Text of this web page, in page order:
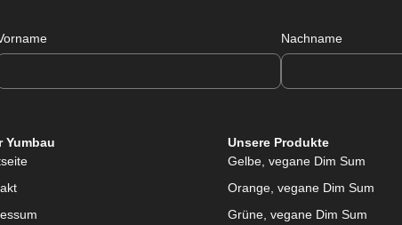
Nachname
Yumbau
Unsere Produkte
Gelbe, vegane Dim Sum
Orange, vegane Dim Sum
Grüne, vegane Dim Sum